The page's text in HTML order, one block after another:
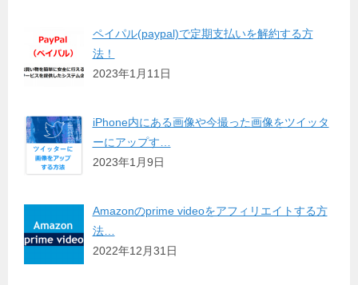
ペイパル(paypal)で定期支払いを解約する方
法！
2023年1月11日
iPhone内にある画像や今撮った画像をツイッタ
ーにアップす…
2023年1月9日
Amazonのprime videoをアフィリエイトする方
法…
2022年12月31日